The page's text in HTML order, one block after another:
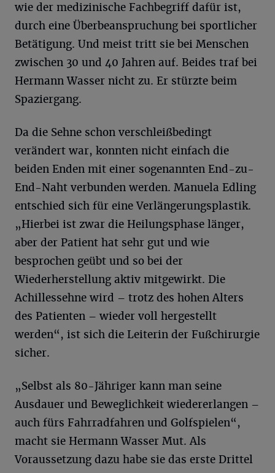
wie der medizinische Fachbegriff dafür ist,
durch eine Überbeanspruchung bei sportlicher
Betätigung. Und meist tritt sie bei Menschen
zwischen 30 und 40 Jahren auf. Beides traf bei
Hermann Wasser nicht zu. Er stürzte beim
Spaziergang.
Da die Sehne schon verschleißbedingt
verändert war, konnten nicht einfach die
beiden Enden mit einer sogenannten End-zu-
End-Naht verbunden werden. Manuela Edling
entschied sich für eine Verlängerungsplastik.
„Hierbei ist zwar die Heilungsphase länger,
aber der Patient hat sehr gut und wie
besprochen geübt und so bei der
Wiederherstellung aktiv mitgewirkt. Die
Achillessehne wird – trotz des hohen Alters
des Patienten – wieder voll hergestellt
werden“, ist sich die Leiterin der Fußchirurgie
sicher.
„Selbst als 80-Jähriger kann man seine
Ausdauer und Beweglichkeit wiedererlangen –
auch fürs Fahrradfahren und Golfspielen“,
macht sie Hermann Wasser Mut. Als
Voraussetzung dazu habe sie das erste Drittel